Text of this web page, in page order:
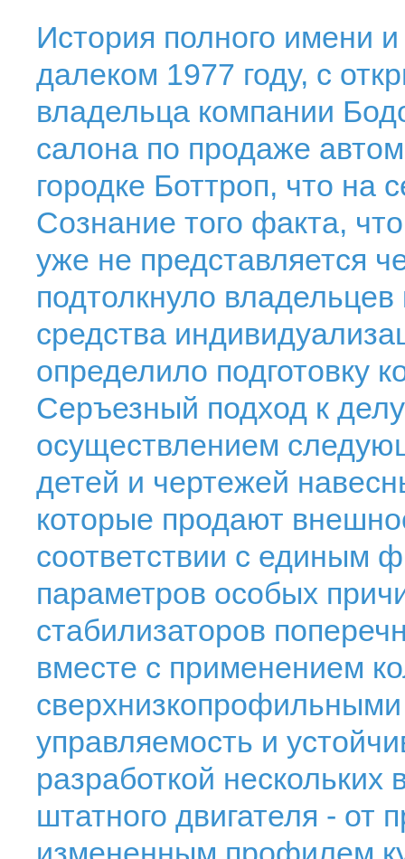
История полного имени
далеком 1977 году, с
владельца компании
салона по продаже
городке Боттроп, что на
Сознание того факта,
уже не представляется
подтолкнуло
средства
определило подготовку
Серъезный подход к
осуществлением
детей и чертежей
которые продают
соответствии с единым
параметров особых
стабилизаторов
вместе с применением
управляемость и
разработкой
штатного двигателя - от